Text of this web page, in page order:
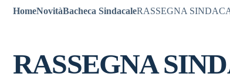
HomeNovitàBacheca SindacaleRASSEGNA
RASSEGNA